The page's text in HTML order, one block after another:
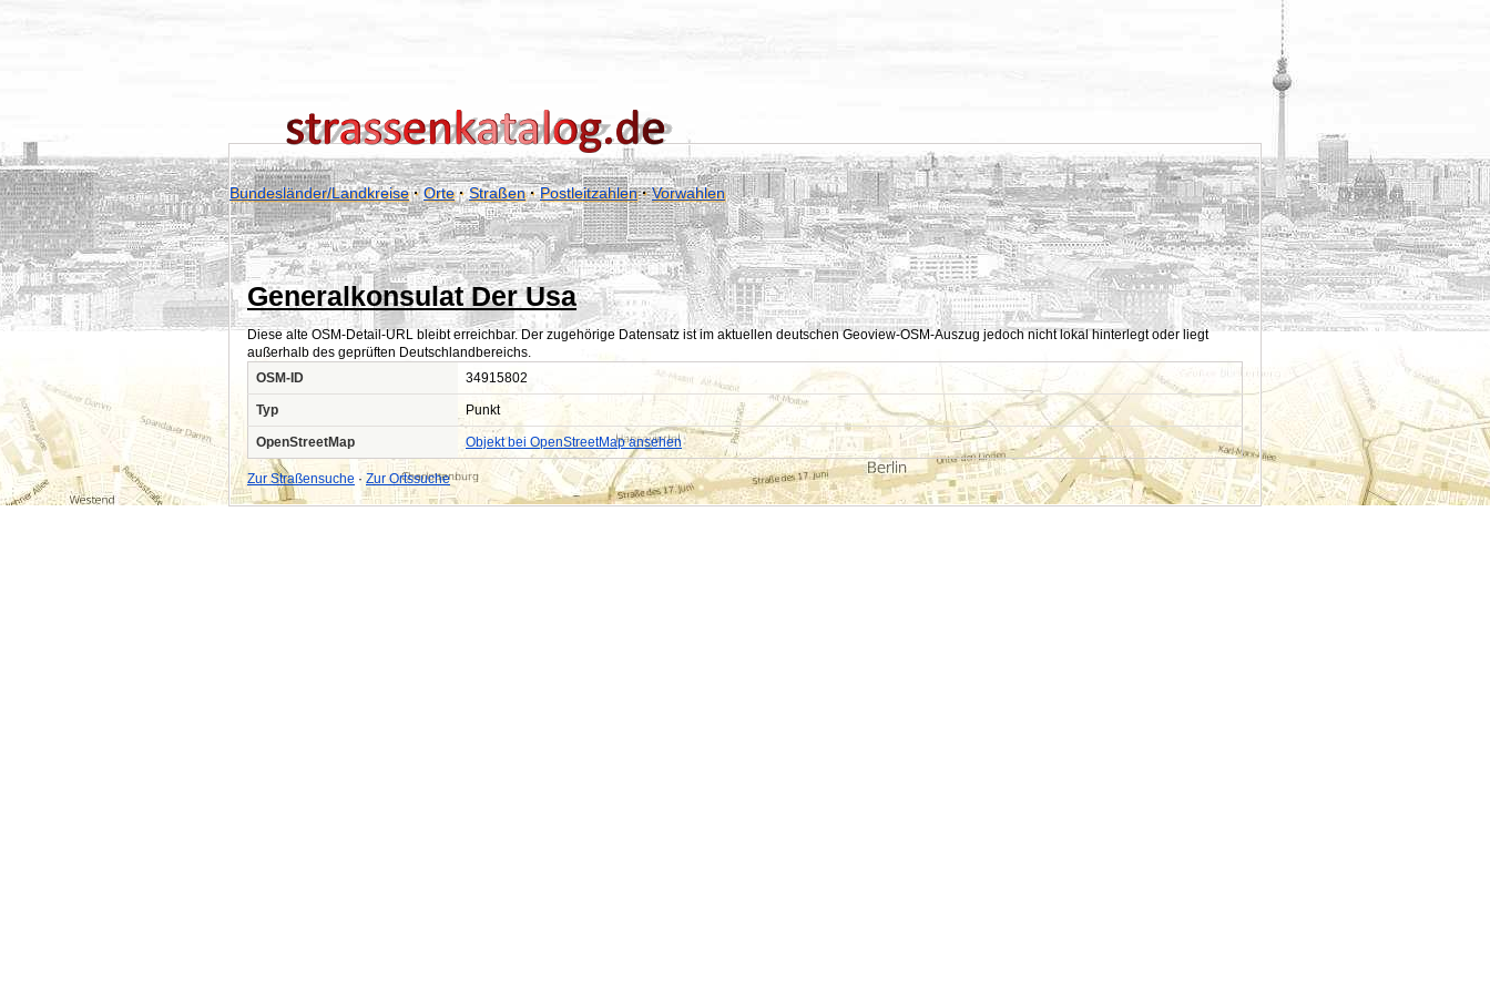
Bundesländer/Landkreise·Orte·Straßen·Postleitzahlen·Vorwahlen
Generalkonsulat Der Usa
Diese alte OSM-Detail-URL bleibt erreichbar. Der zugehörige Datensatz ist im aktuellen deutschen Geoview-OSM-Auszug jedoch nicht lokal hinterlegt oder liegt
außerhalb des geprüften Deutschlandbereichs.
OSM-ID
34915802
Typ Punkt
OpenStreetMap Objekt bei OpenStreetMap ansehen
Zur Straßensuche · Zur Ortssuche